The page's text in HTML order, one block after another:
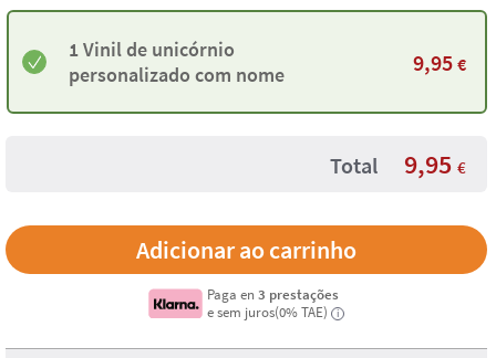
1 Vinil de unicórnio
personalizado com nome
9,95 €
Total 9,95 €
Paga en3 prestações
e sem juros(0% TAE)
i